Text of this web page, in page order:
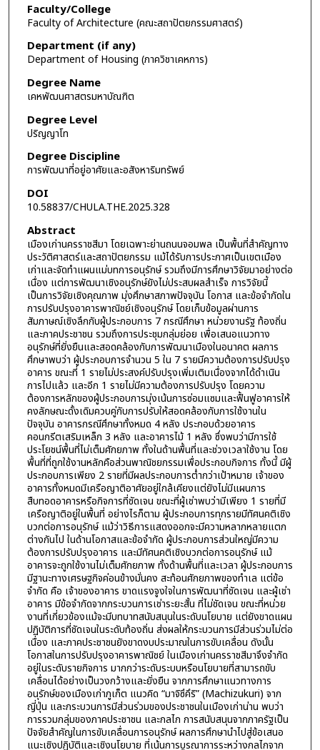
Faculty/College
Faculty of Architecture (คณะสถาปัตยกรรมศาสตร์)
Department (if any)
Department of Housing (ภาควิชาเคหการ)
Degree Name
เคหพัฒนศาสตรมหาบัณฑิต
Degree Level
ปริญญาโท
Degree Discipline
การพัฒนาที่อยู่อาศัยและอสังหาริมทรัพย์
DOI
10.58837/CHULA.THE.2025.328
Abstract
เมืองเก่านครราชสีมา โดยเฉพาะย่านถนนจอมพล เป็นพื้นที่สำคัญทาง
ประวัติศาสตร์และสถาปัตยกรรม แม้ได้รับการประกาศเป็นเขตเมือง
เก่าและจัดทำแผนแม่บทการอนุรักษ์ รวมถึงมีการศึกษาวิจัยมาอย่างต่อ
เนื่อง แต่การพัฒนาเชิงอนุรักษ์ยังไม่ประสบผลสำเร็จ การวิจัยนี้
เป็นการวิจัยเชิงคุณภาพ มุ่งศึกษาสภาพปัจจุบัน โอกาส และข้อจำกัดใน
การปรับปรุงอาคารพาณิชย์เชิงอนุรักษ์ โดยเก็บข้อมูลผ่านการ
สัมภาษณ์เชิงลึกกับผู้ประกอบการ 7 กรณีศึกษา หน่วยงานรัฐ ท้องถิ่น
และภาคประชาชน รวมถึงการประชุมกลุ่มย่อย เพื่อเสนอแนวทาง
อนุรักษ์ที่ยั่งยืนและสอดคล้องกับการพัฒนาเมืองในอนาคต ผลการ
ศึกษาพบว่า ผู้ประกอบการจำนวน 5 ใน 7 รายมีความต้องการปรับปรุง
อาคาร ขณะที่ 1 รายไม่ประสงค์ปรับปรุงเพิ่มเติมเนื่องจากได้ดำเนิน
การไปแล้ว และอีก 1 รายไม่มีความต้องการปรับปรุง โดยความ
ต้องการหลักของผู้ประกอบการมุ่งเน้นการซ่อมแซมและฟื้นฟูอาคารให้
คงลักษณะดั้งเดิมควบคู่กับการปรับให้สอดคล้องกับการใช้งานใน
ปัจจุบัน อาคารกรณีศึกษาทั้งหมด 4 หลัง ประกอบด้วยอาคาร
คอนกรีตเสริมเหล็ก 3 หลัง และอาคารไม้ 1 หลัง ซึ่งพบว่ามีการใช้
ประโยชน์พื้นที่ไม่เต็มศักยภาพ ทั้งในด้านพื้นที่และช่วงเวลาใช้งาน โดย
พื้นที่ที่ถูกใช้งานหลักคือส่วนพาณิชยกรรมเพื่อประกอบกิจการ ทั้งนี้ มีผู้
ประกอบการเพียง 2 รายที่มีผลประกอบการต่ำกว่าเป้าหมาย เจ้าของ
อาคารทั้งหมดมีเครือญาติอาศัยอยู่ใกล้เคียงแต่ยังไม่มีแผนการ
สืบทอดอาคารหรือกิจการที่ชัดเจน ขณะที่ผู้เช่าพบว่ามีเพียง 1 รายที่มี
เครือญาติอยู่ในพื้นที่ อย่างไรก็ตาม ผู้ประกอบการทุกรายมีทัศนคติเชิง
บวกต่อการอนุรักษ์ แม้ว่าวิธีการแสดงออกจะมีความหลากหลายแตก
ต่างกันไป ในด้านโอกาสและข้อจำกัด ผู้ประกอบการส่วนใหญ่มีความ
ต้องการปรับปรุงอาคาร และมีทัศนคติเชิงบวกต่อการอนุรักษ์ แม้
อาคารจะถูกใช้งานไม่เต็มศักยภาพ ทั้งด้านพื้นที่และเวลา ผู้ประกอบการ
มีฐานะทางเศรษฐกิจค่อนข้างมั่นคง สะท้อนศักยภาพของทำเล แต่ข้อ
จำกัด คือ เจ้าของอาคาร ขาดแรงจูงใจในการพัฒนาที่ชัดเจน และผู้เช่า
อาคาร มีข้อจำกัดจากกระบวนการเช่าระยะสั้น ที่ไม่ชัดเจน ขณะที่หน่วย
งานที่เกี่ยวข้องแม้จะมีบทบาทสนับสนุนในระดับนโยบาย แต่ยังขาดแผน
ปฏิบัติการที่ชัดเจนในระดับท้องถิ่น ส่งผลให้กระบวนการมีส่วนร่วมไม่ต่อ
เนื่อง และภาคประชาชนยังขาดงบประมาณในการขับเคลื่อน ดังนั้น
โอกาสในการปรับปรุงอาคารพาณิชย์ ในเมืองเก่านครราชสีมาจึงจำกัด
อยู่ในระดับรายกิจการ มากกว่าระดับระบบหรือนโยบายที่สามารถขับ
เคลื่อนได้อย่างเป็นวงกว้างและยั่งยืน จากการศึกษาแนวทางการ
อนุรักษ์ของเมืองเก่าภูเก็ต แนวคิด “มาจิซึคึริ” (Machizukuri) จาก
ญี่ปุ่น และกระบวนการมีส่วนร่วมของประชาชนในเมืองเก่าน่าน พบว่า
การรวมกลุ่มของภาคประชาชน และกลไก การสนับสนุนจากภาครัฐเป็น
ปัจจัยสำคัญในการขับเคลื่อนการอนุรักษ์ ผลการศึกษานำไปสู่ข้อเสนอ
แนะเชิงปฏิบัติและเชิงนโยบาย ที่เน้นการบูรณาการระหว่างกลไกจาก